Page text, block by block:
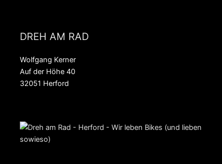
DREH AM RAD
Wolfgang Kerner
Auf der Höhe 40
32051 Herford